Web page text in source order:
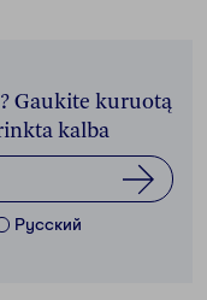
Gaukite kuruotą
kalba
Pусский